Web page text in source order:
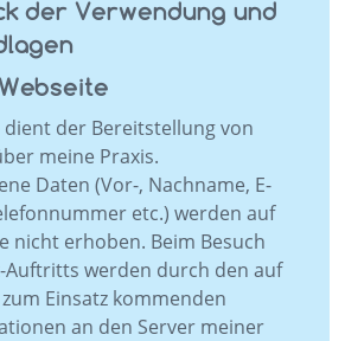
der Verwendung und
dient der Bereitstellung von
meine Praxis.
Daten (Vor-, Nachname, E-
etc.) werden auf
nicht erhoben. Beim Besuch
werden durch den auf
Einsatz kommenden
an den Server meiner